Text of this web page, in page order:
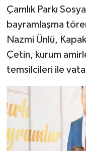
Çamlık Parkı
bayramlaşma
Nazmi Ünlü,
Çetin, kurum
temsilcileri ile